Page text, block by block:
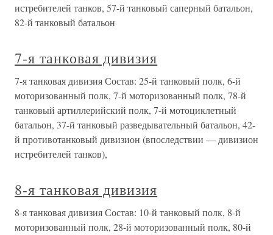
истребителей танков, 57-й танковый саперный батальон,
82-й танковый батальон
7-я танковая дивизия
7-я танковая дивизия Состав: 25-й танковый полк, 6-й
моторизованный полк, 7-й моторизованный полк, 78-й
танковый артиллерийский полк, 7-й мотоциклетный
батальон, 37-й танковый разведывательный батальон, 42-
й противотанковый дивизион (впоследствии — дивизион
истребителей танков),
8-я танковая дивизия
8-я танковая дивизия Состав: 10-й танковый полк, 8-й
моторизованный полк, 28-й моторизованный полк, 80-й